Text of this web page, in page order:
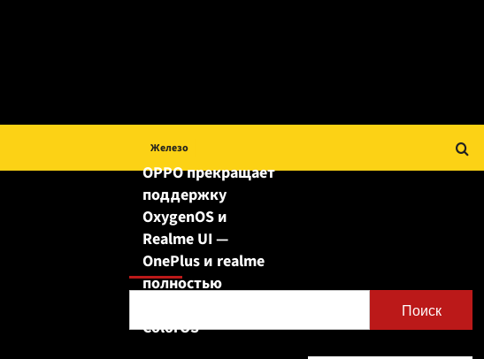
Поиск
Поиск
Железо
OPPO прекращает
поддержку
OxygenOS и
Realme UI —
OnePlus и realme
полностью
ColorOS